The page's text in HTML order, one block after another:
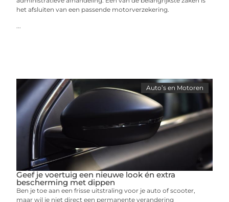
het afsluiten van een passende motorverzekering.
Auto’s en Motoren
Geef je voertuig een nieuwe look én extra
bescherming met dippen
Ben je toe aan een frisse uitstraling voor je auto of scooter,
maar wil je niet direct een permanente verandering